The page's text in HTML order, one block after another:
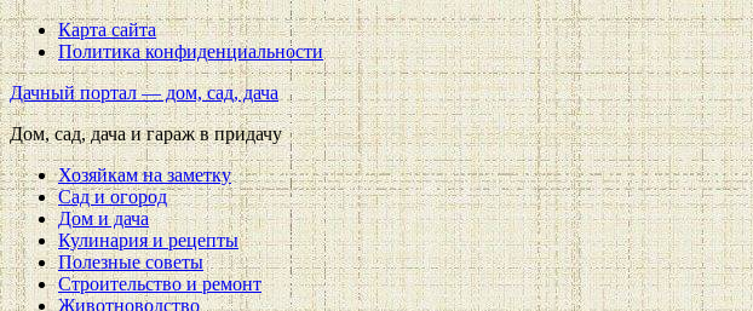
Карта сайта
Политика конфиденциальности
Дачный портал — дом, сад, дача
Дом, сад, дача и гараж в придачу
Хозяйкам на заметку
Сад и огород
Дом и дача
Кулинария и рецепты
Полезные советы
Строительство и ремонт
Животноводство